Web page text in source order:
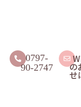
0797-
90-2747
の
せ